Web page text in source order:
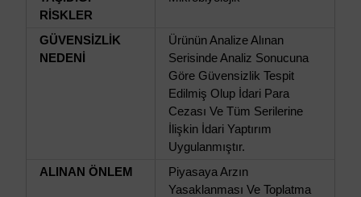
RİSKLER
GÜVENSİZLİK
NEDENİ
Ürünün Analize Alınan
Serisinde Analiz Sonucuna
Göre Güvensizlik Tespit
Edilmiş Olup İdari Para
Cezası Ve Tüm Serilerine
İlişkin İdari Yaptırım
Uygulanmıştır.
ALINAN ÖNLEM
Piyasaya Arzın
Yasaklanması Ve Toplatma